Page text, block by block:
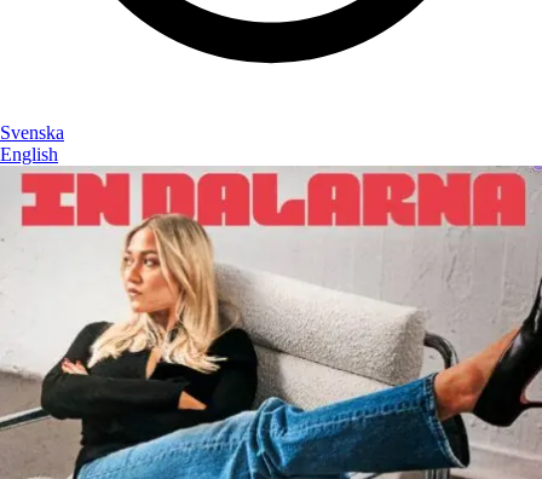
Svenska
English